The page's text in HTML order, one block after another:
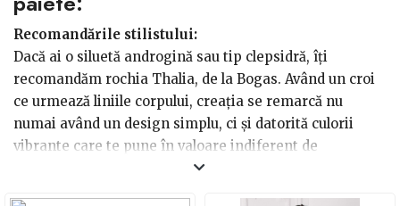
Recomandările stilistului:
Dacă ai o siluetă androgină sau tip clepsidră, îți
recomandăm rochia Thalia, de la Bogas. Având un croi
ce urmează liniile corpului, creația se remarcă nu
numai având un design simplu, ci și datorită culorii
vibrante care te pune în valoare indiferent de
evenimentul la care trebuie sa participi. Dacă ai o